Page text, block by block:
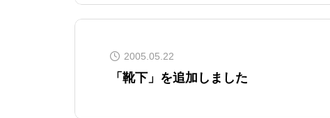
2005.05.22
「靴下」を追加しました